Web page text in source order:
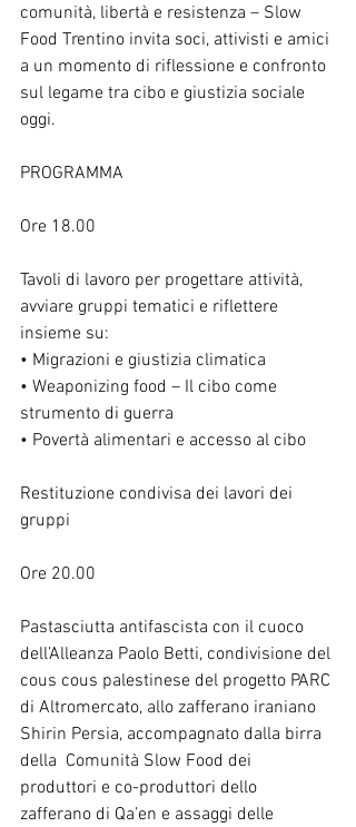
comunità, libertà e resistenza – Slow
Food Trentino invita soci, attivisti e amici
a un momento di riflessione e confronto
sul legame tra cibo e giustizia sociale
oggi.
PROGRAMMA
Ore 18.00
Tavoli di lavoro per progettare attività,
avviare gruppi tematici e riflettere
insieme su:
• Migrazioni e giustizia climatica
• Weaponizing food – Il cibo come
strumento di guerra
• Povertà alimentari e accesso al cibo
Restituzione condivisa dei lavori dei
gruppi
Ore 20.00
Pastasciutta antifascista con il cuoco
dell’Alleanza Paolo Betti, condivisione del
cous cous palestinese del progetto PARC
di Altromercato, allo zafferano iraniano
Shirin Persia, accompagnato dalla birra
della  Comunità Slow Food dei
produttori e co-produttori dello
zafferano di Qa’en e assaggi delle